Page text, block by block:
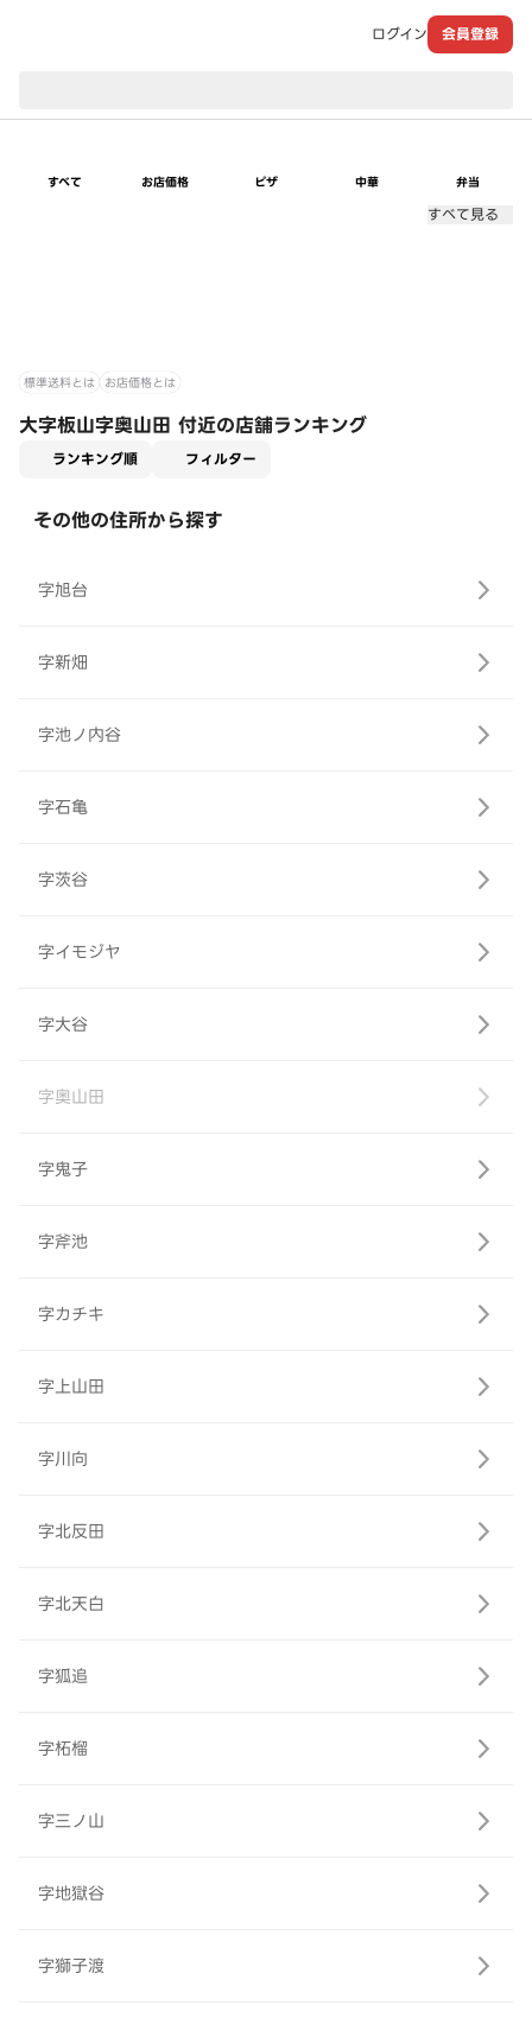
ログイン 会員登録
すべて お店価格 ピザ 中華 弁当
すべて見る
標準送料とは お店価格とは
大字板山字奥山田 付近の店舗ランキング
ランキング順 フィルター
その他の住所から探す
字旭台
字新畑
字池ノ内谷
字石亀
字茨谷
字イモジヤ
字大谷
字奥山田
字鬼子
字斧池
字カチキ
字上山田
字川向
字北反田
字北天白
字狐追
字柘榴
字三ノ山
字地獄谷
字獅子渡